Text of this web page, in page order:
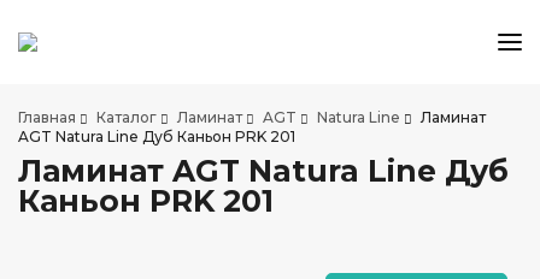
АКЦИИ И СКИДКИ
О КОМПАНИИ
НАШИ МАГАЗИНЫ
Главная Каталог Ламинат AGT Natura Line
Ламинат
AGT Natura Line Дуб Каньон PRK 201
Ламинат AGT Natura Line Дуб
Каньон PRK 201